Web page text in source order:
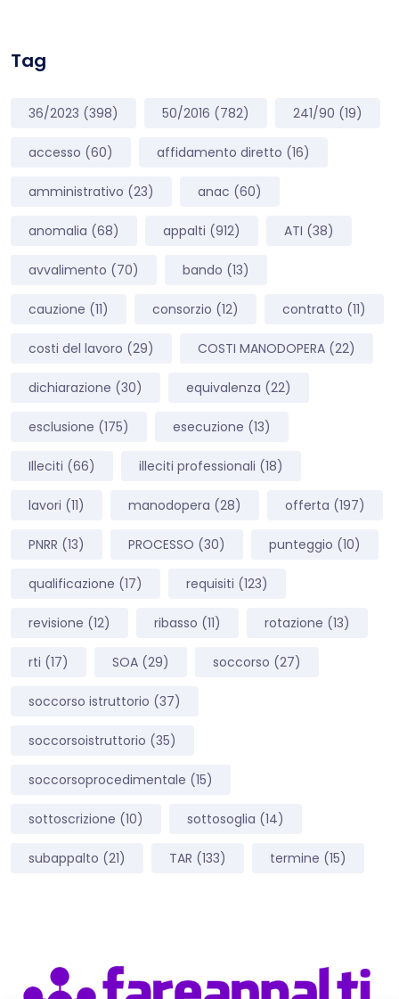
Tag
36/2023 (398) 50/2016 (782) 241/90 (19)
accesso (60) affidamento diretto (16)
amministrativo (23) anac (60)
anomalia (68) appalti (912) ATI (38)
avvalimento (70) bando (13)
cauzione (11) consorzio (12) contratto (11)
costi del lavoro (29) COSTI MANODOPERA (22)
dichiarazione (30) equivalenza (22)
esclusione (175) esecuzione (13)
Illeciti (66) illeciti professionali (18)
lavori (11) manodopera (28) offerta (197)
PNRR (13) PROCESSO (30) punteggio (10)
qualificazione (17) requisiti (123)
revisione (12) ribasso (11) rotazione (13)
rti (17) SOA (29) soccorso (27)
soccorso istruttorio (37)
soccorsoistruttorio (35)
soccorsoprocedimentale (15)
sottoscrizione (10) sottosoglia (14)
subappalto (21) TAR (133) termine (15)